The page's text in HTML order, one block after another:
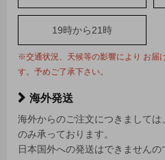
19時から21時
※交通状況、天候等の影響により お届
す。予めご了承下さい。
海外発送
海外からのご注文につきまして
のみ承っております。
日本国外への発送はできませんの